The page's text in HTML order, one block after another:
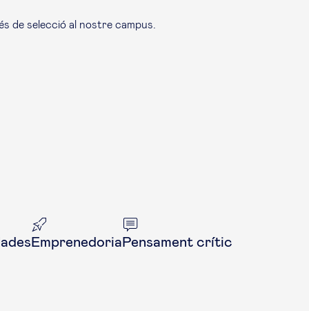
de selecció al nostre campus.
EmprenedoriaPensament crític